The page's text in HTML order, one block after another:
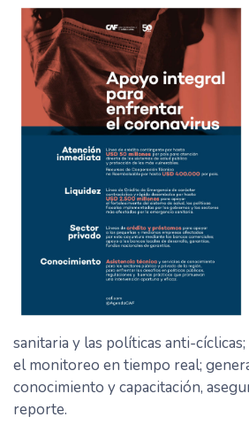
sanitaria y las políticas anti-
el monitoreo en tiempo real;
conocimiento y capacitación,
reporte.